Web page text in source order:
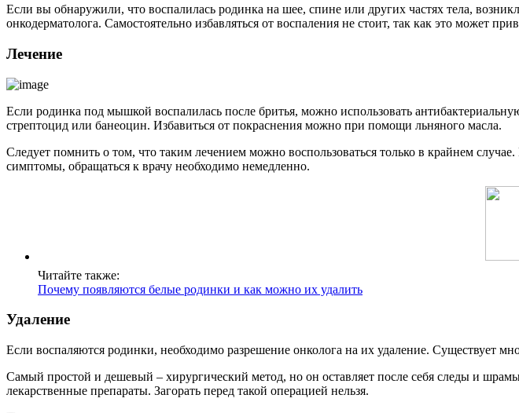
Если вы обнаружили, что воспалилась родинка на шее, спине или других частях тела,
онкодерматолога. Самостоятельно избавляться от воспаления не стоит, так как это может
Лечение
Если родинка под мышкой воспалилась после бритья, можно использовать
стрептоцид или банеоцин. Избавиться от покраснения можно при помощи льняного масла.
Следует помнить о том, что таким лечением можно воспользоваться только в крайнем
симптомы, обращаться к врачу необходимо немедленно.
Читайте также:
Почему появляются белые родинки и как можно их удалить
Удаление
Если воспаляются родинки, необходимо разрешение онколога на их удаление. Существует
Самый простой и дешевый – хирургический метод, но он оставляет после себя следы и
лекарственные препараты. Загорать перед такой операцией нельзя.